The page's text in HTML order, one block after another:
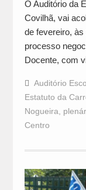
O Auditório da
Covilhã, vai
de fevereiro,
processo
Docente, com
Auditório
Estatuto da
Nogueira,
Centro